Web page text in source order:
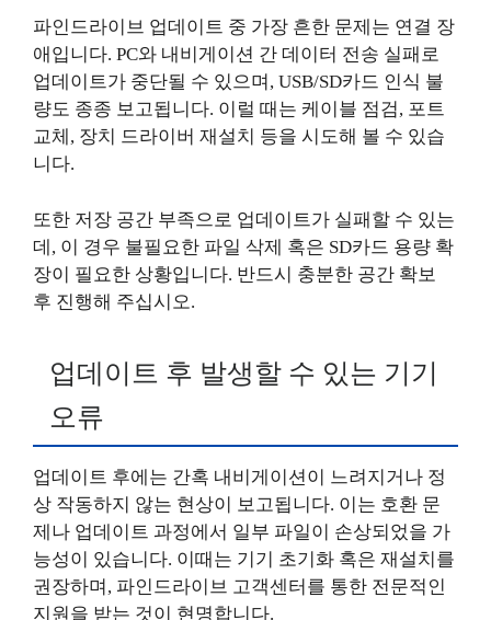
파인드라이브 업데이트 중 가장 흔한 문제는 연결 장
애입니다. PC와 내비게이션 간 데이터 전송 실패로
업데이트가 중단될 수 있으며, USB/SD카드 인식 불
량도 종종 보고됩니다. 이럴 때는 케이블 점검, 포트
교체, 장치 드라이버 재설치 등을 시도해 볼 수 있습
니다.
또한 저장 공간 부족으로 업데이트가 실패할 수 있는
데, 이 경우 불필요한 파일 삭제 혹은 SD카드 용량 확
장이 필요한 상황입니다. 반드시 충분한 공간 확보
후 진행해 주십시오.
업데이트 후 발생할 수 있는 기기
오류
업데이트 후에는 간혹 내비게이션이 느려지거나 정
상 작동하지 않는 현상이 보고됩니다. 이는 호환 문
제나 업데이트 과정에서 일부 파일이 손상되었을 가
능성이 있습니다. 이때는 기기 초기화 혹은 재설치를
권장하며, 파인드라이브 고객센터를 통한 전문적인
지원을 받는 것이 현명합니다.